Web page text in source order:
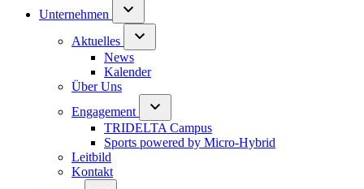
Unternehmen
Aktuelles
News
Kalender
Über Uns
Engagement
TRIDELTA Campus
Sports powered by Micro-Hybrid
Leitbild
Kontakt